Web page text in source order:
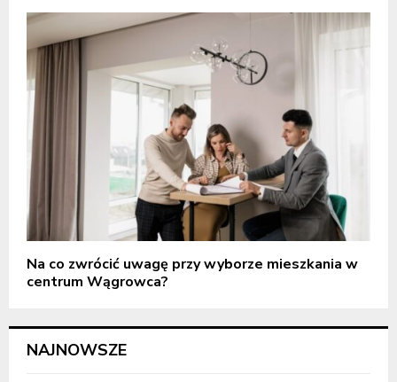
Na co zwrócić uwagę przy wyborze mieszkania w
centrum Wągrowca?
NAJNOWSZE